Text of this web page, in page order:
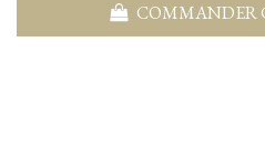
COMMANDER